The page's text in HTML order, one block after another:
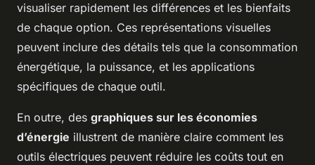
visualiser rapidement les différences et les bienfaits
de chaque option. Ces représentations visuelles
peuvent inclure des détails tels que la consommation
énergétique, la puissance, et les applications
spécifiques de chaque outil.
En outre, des graphiques sur les économies
d’énergie illustrent de manière claire comment les
outils électriques peuvent réduire les coûts tout en